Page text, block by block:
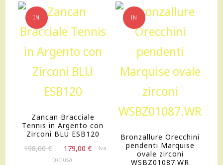
IN
OFFERTA!
Zancan Bracciale
Tennis in Argento con
Zirconi BLU ESB120
198,00€
prezzo
179,00€
IlIva
Inclusa
IN
OFFERTA!
Bronzallure Orecchini
pendenti Marquise
ovale zirconi
WSBZ01087.WR